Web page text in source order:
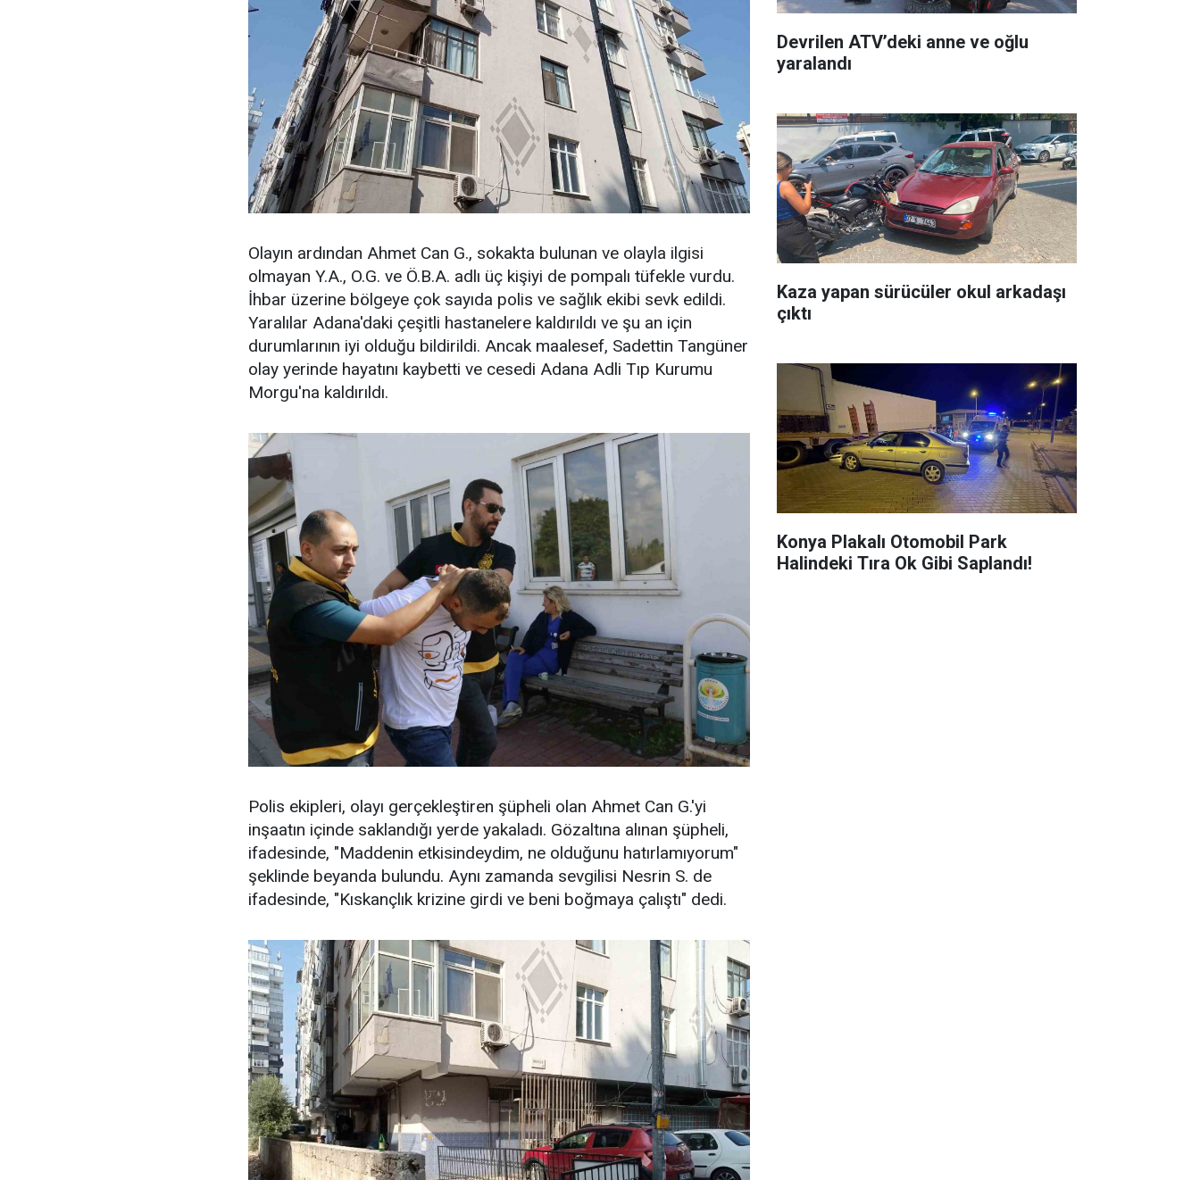
Olayın ardından Ahmet Can G., sokakta bulunan ve olayla ilgisi
olmayan Y.A., O.G. ve Ö.B.A. adlı üç kişiyi de pompalı tüfekle vurdu.
İhbar üzerine bölgeye çok sayıda polis ve sağlık ekibi sevk edildi.
Yaralılar Adana'daki çeşitli hastanelere kaldırıldı ve şu an için
durumlarının iyi olduğu bildirildi. Ancak maalesef, Sadettin Tangüner
olay yerinde hayatını kaybetti ve cesedi Adana Adli Tıp Kurumu
Morgu'na kaldırıldı.
Polis ekipleri, olayı gerçekleştiren şüpheli olan Ahmet Can G.'yi
inşaatın içinde saklandığı yerde yakaladı. Gözaltına alınan şüpheli,
ifadesinde, "Maddenin etkisindeydim, ne olduğunu hatırlamıyorum"
şeklinde beyanda bulundu. Aynı zamanda sevgilisi Nesrin S. de
ifadesinde, "Kıskançlık krizine girdi ve beni boğmaya çalıştı" dedi.
Devrilen ATV’deki anne ve oğlu
yaralandı
Kaza yapan sürücüler okul arkadaşı
çıktı
Konya Plakalı Otomobil Park
Halindeki Tıra Ok Gibi Saplandı!